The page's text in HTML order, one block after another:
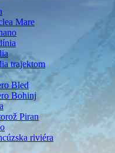
Mare
trajektom
Bled
Bohinj
Piran
riviéra